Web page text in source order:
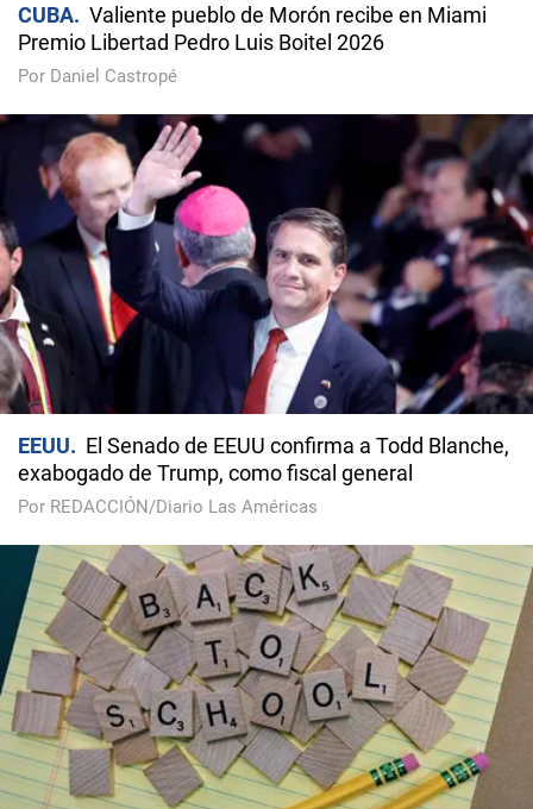
CUBA
Valiente pueblo de Morón recibe en Miami
Premio Libertad Pedro Luis Boitel 2026
Por Daniel Castropé
EEUU
El Senado de EEUU confirma a Todd Blanche,
exabogado de Trump, como fiscal general
Por REDACCIÓN/Diario Las Américas